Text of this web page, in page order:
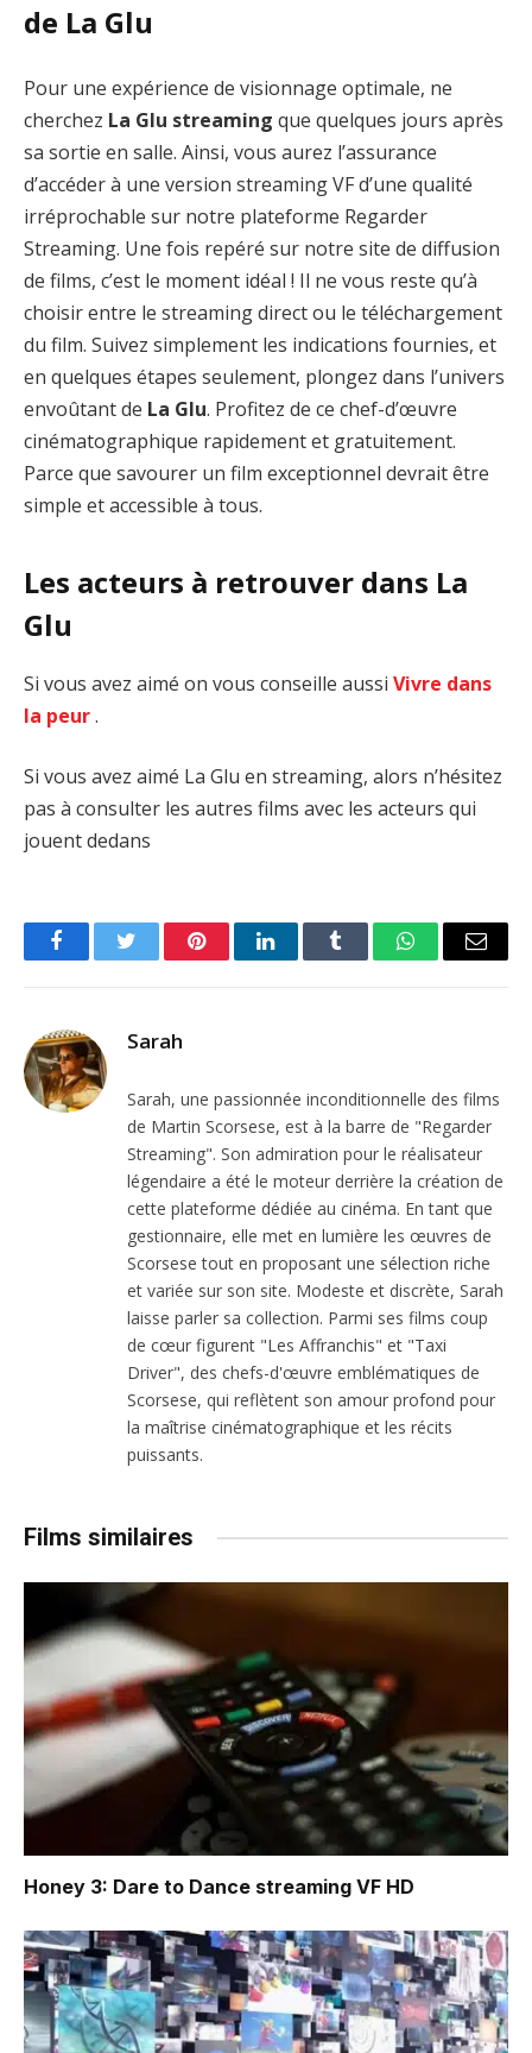
de La Glu
Pour une expérience de visionnage optimale, ne
cherchez La Glu streaming que quelques jours après
sa sortie en salle. Ainsi, vous aurez l’assurance
d’accéder à une version streaming VF d’une qualité
irréprochable sur notre plateforme Regarder
Streaming. Une fois repéré sur notre site de diffusion
de films, c’est le moment idéal ! Il ne vous reste qu’à
choisir entre le streaming direct ou le téléchargement
du film. Suivez simplement les indications fournies, et
en quelques étapes seulement, plongez dans l’univers
envoûtant de La Glu. Profitez de ce chef-d’œuvre
cinématographique rapidement et gratuitement.
Parce que savourer un film exceptionnel devrait être
simple et accessible à tous.
Les acteurs à retrouver dans La
Glu
Si vous avez aimé on vous conseille aussi Vivre dans
la peur.
Si vous avez aimé La Glu en streaming, alors n’hésitez
pas à consulter les autres films avec les acteurs qui
jouent dedans
FacebookTwitter PinterestLinkedInTumblr WhatsAppEmail
Sarah
Sarah, une passionnée inconditionnelle des films
de Martin Scorsese, est à la barre de "Regarder
Streaming". Son admiration pour le réalisateur
légendaire a été le moteur derrière la création de
cette plateforme dédiée au cinéma. En tant que
gestionnaire, elle met en lumière les œuvres de
Scorsese tout en proposant une sélection riche
et variée sur son site. Modeste et discrète, Sarah
laisse parler sa collection. Parmi ses films coup
de cœur figurent "Les Affranchis" et "Taxi
Driver", des chefs-d'œuvre emblématiques de
Scorsese, qui reflètent son amour profond pour
la maîtrise cinématographique et les récits
puissants.
Films similaires
Honey 3: Dare to Dance streaming VF HD